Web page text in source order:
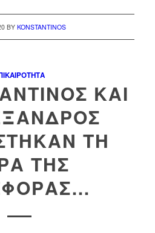
BYKONSTANTINOS
ΚΑΙ
ΤΗ
ΤΗΣ